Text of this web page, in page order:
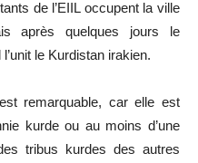
de l’EIIL occupent la ville
après quelques jours le
l’unit le Kurdistan irakien.
remarquable, car elle est
kurde ou au moins d’une
tribus kurdes des autres